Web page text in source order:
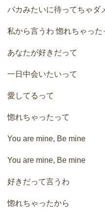
バカみたいに待ってちゃダ
私から言うわ 惚れちゃった
あなたが好きだって
一日中会いたいって
愛してるって
惚れちゃったって
You are mine, Be mine
You are mine, Be mine
好きだって言うわ
惚れちゃったから